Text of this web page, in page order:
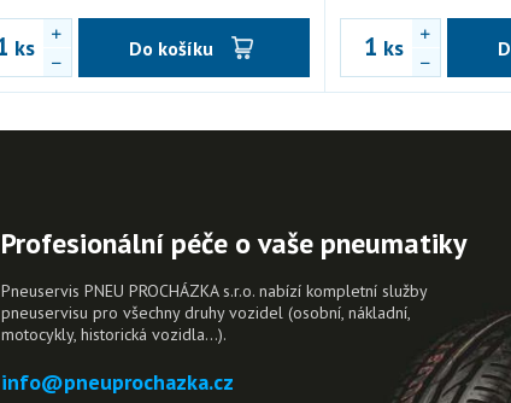
ks Do košíku ks
Profesionální péče o vaše pneumatiky
Pneuservis PNEU PROCHÁZKA s.r.o. nabízí kompletní služby
pneuservisu pro všechny druhy vozidel (osobní, nákladní,
motocykly, historická vozidla…).
info@pneuprochazka.cz